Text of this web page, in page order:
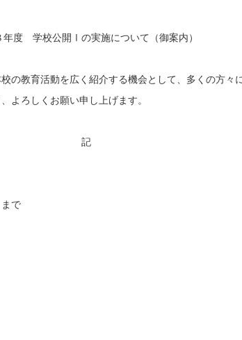
年度 学校公開Ⅰの実施について（御案内）
教育活動を広く紹介する機会として、多くの方々
よろしくお願い申し上げます。
記
で